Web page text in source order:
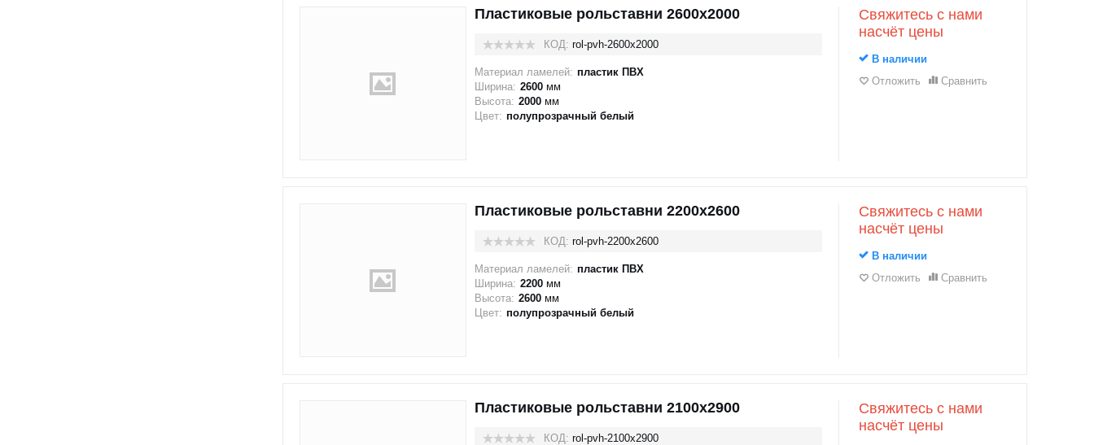
Пластиковые рольставни 2600x2000
КОД: rol-pvh-2600x2000
Материал ламелей: пластик ПВХ
Ширина: 2600мм
Высота: 2000мм
Цвет: полупрозрачный белый
Свяжитесь с нами
насчёт цены
В наличии
Отложить
Сравнить
Пластиковые рольставни 2200x2600
КОД: rol-pvh-2200x2600
Материал ламелей: пластик ПВХ
Ширина: 2200мм
Высота: 2600мм
Цвет: полупрозрачный белый
Свяжитесь с нами
насчёт цены
В наличии
Отложить
Сравнить
Пластиковые рольставни 2100x2900
КОД: rol-pvh-2100x2900
Свяжитесь с нами
насчёт цены